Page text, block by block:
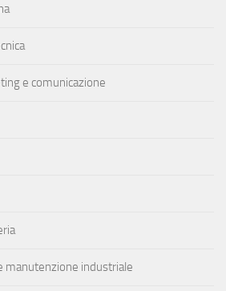
e comunicazione
manutenzione industriale